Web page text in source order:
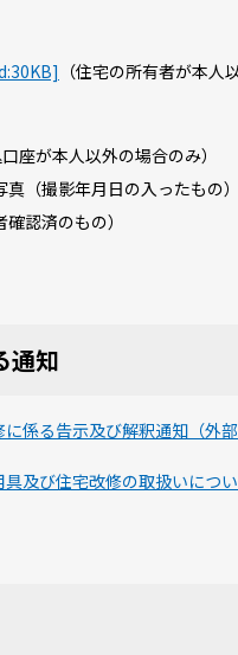
（住宅の所有者が本人
口座が本人以外の場合のみ）
（撮影年月日の入ったもの）
認済のもの）
通知
係る告示及び解釈通知（外部
及び住宅改修の取扱いにつ